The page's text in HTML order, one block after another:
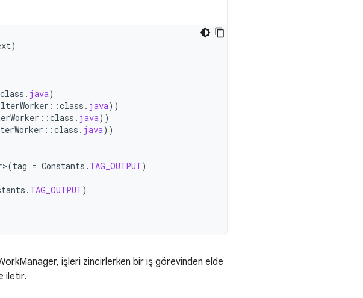
)
class . java)
::class . java))
::class . java))
::class . java))
(tag = Constants . TAG_OUTPUT)
. TAG_OUTPUT)
işleri zincirlerken bir iş görevinden elde
iletir.